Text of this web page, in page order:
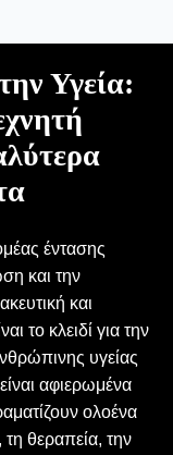
Υγεία:
έντασης
και την
και
το κλειδί για την
υγείας
αφιερωμένα
ολοένα
θεραπεία, την